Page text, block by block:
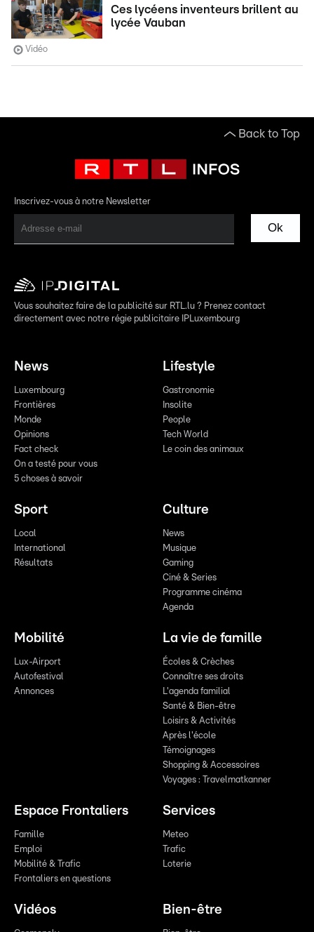
Ces lycéens inventeurs brillent au
lycée Vauban
Vidéo
Back to Top
Inscrivez-vous à notre Newsletter
Ok
Vous souhaitez faire de la publicité sur RTL.lu ? Prenez contact
directement avec notre régie publicitaire IPLuxembourg
News
Luxembourg
Frontières
Monde
Opinions
Fact check
On a testé pour vous
5 choses à savoir
Lifestyle
Gastronomie
Insolite
People
Tech World
Le coin des animaux
Sport
Local
International
Résultats
Culture
News
Musique
Gaming
Ciné & Series
Programme cinéma
Agenda
Mobilité
Lux-Airport
Autofestival
Annonces
La vie de famille
Écoles & Crèches
Connaître ses droits
L'agenda familial
Santé & Bien-être
Loisirs & Activités
Après l'école
Témoignages
Shopping & Accessoires
Voyages : Travelmatkanner
Espace Frontaliers
Famille
Emploi
Mobilité & Trafic
Frontaliers en questions
Services
Meteo
Trafic
Loterie
Vidéos Bien-être